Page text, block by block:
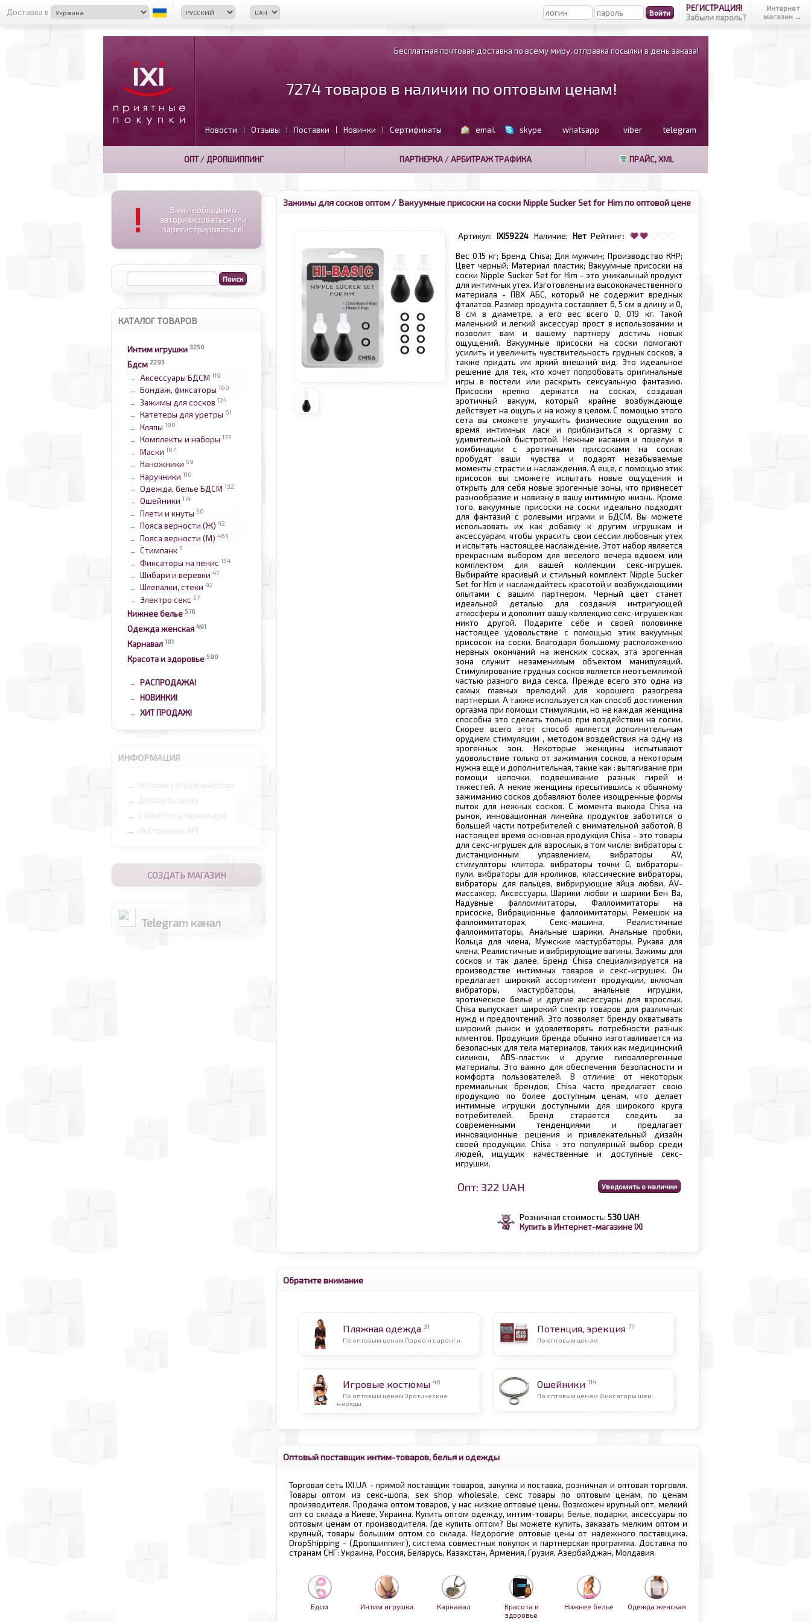
Доставка в
РЕГИСТРАЦИЯ!
Забыли пароль?
Интернет
магазин →
Бесплатная почтовая доставка по всему миру, отправка посылки в день заказа!
7274 товаров в наличии по оптовым ценам!
Новости | Отзывы | Поставки | Новинки | Сертификаты email skype whatsapp viber telegram
ОПТ/ ДРОПШИППИНГ ПАРТНЕРКА/АРБИТРАЖ ТРАФИКА ПРАЙС, XML
!
Вам необходимо
авторизироваться или
зарегистрироваться!
КАТАЛОГ ТОВАРОВ
Интим игрушки 3250
Бдсм 2293
→ Аксессуары БДСМ 119
→ Бондаж, фиксаторы 160
→ Зажимы для сосков 124
→ Катетеры для уретры 61
→ Кляпы 180
→ Комплекты и наборы 135
→ Маски 187
→ Наножники 59
→ Наручники 110
→ Одежда, белье БДСМ 132
→ Ошейники 114
→ Плети и кнуты 50
→ Пояса верности (Ж) 42
→ Пояса верности (М) 465
→ Стимпанк 5
→ Фиксаторы на пенис 154
→ Шибари и веревки 47
→ Шлепалки, стеки 92
→ Электро секс 57
Нижнее белье 576
Одежда женская 491
Карнавал 101
Красота и здоровье 590
→ РАСПРОДАЖА!
→ НОВИНКИ!
→ ХИТ ПРОДАЖ!
ИНФОРМАЦИЯ
→ Условия сотрудничества
→ Добавить заказ
→ Статистика переходов
→ Инструкции API
СОЗДАТЬ МАГАЗИН
Telegram канал
Зажимы для сосков оптом / Вакуумные присоски на соски Nipple Sucker Set for Him по оптовой цене
Артикул: IXI59224 Наличие: Нет Рейтинг:
Вес 0.15 кг; Бренд Chisa; Для мужчин; Производство КНР;
Цвет черный; Материал пластик; Вакуумные присоски на
соски Nipple Sucker Set for Him - это уникальный продукт
для интимных утех. Изготовлены из высококачественного
материала - ПВХ АБС, который не содержит вредных
фталатов. Размер продукта составляет 6, 5 см в длину и 0,
8 см в диаметре, а его вес всего 0, 019 кг. Такой
маленький и легкий аксессуар прост в использовании и
позволит вам и вашему партнеру достичь новых
ощущений. Вакуумные присоски на соски помогают
усилить и увеличить чувствительность грудных сосков, а
также придать им яркий внешний вид. Это идеальное
решение для тех, кто хочет попробовать оригинальные
игры в постели или раскрыть сексуальную фантазию.
Присоски крепко держатся на сосках, создавая
эротичный вакуум, который крайне возбуждающе
действует на ощупь и на кожу в целом. С помощью этого
сета вы сможете улучшить физические ощущения во
время интимных ласк и приблизиться к оргазму с
удивительной быстротой. Нежные касания и поцелуи в
комбинации с эротичными присосками на сосках
пробудят ваши чувства и подарят незабываемые
моменты страсти и наслаждения. А еще, с помощью этих
присосок вы сможете испытать новые ощущения и
открыть для себя новые эрогенные зоны, что привнесет
разнообразие и новизну в вашу интимную жизнь. Кроме
того, вакуумные присоски на соски идеально подходят
для фантазий с ролевыми играми и БДСМ. Вы можете
использовать их как добавку к другим игрушкам и
аксессуарам, чтобы украсить свои сессии любовных утех
и испытать настоящее наслаждение. Этот набор является
прекрасным выбором для веселого вечера вдвоем или
комплектом для вашей коллекции секс-игрушек.
Выбирайте красивый и стильный комплект Nipple Sucker
Set for Him и наслаждайтесь красотой и возбуждающими
опытами с вашим партнером. Черный цвет станет
идеальной деталью для создания интригующей
атмосферы и дополнит вашу коллекцию секс-игрушек как
никто другой. Подарите себе и своей половинке
настоящее удовольствие с помощью этих вакуумных
присосок на соски. Благодаря большому расположению
нервных окончаний на женских сосках, эта эрогенная
зона служит незаменимым объектом манипуляций.
Стимулирование грудных сосков является неотъемлимой
частью разного вида секса. Прежде всего это одна из
самых главных прелюдий для хорошего разогрева
партнерши. А также используется как способ достижения
оргазма при помощи стимуляции, но не каждая женщина
способна это сделать только при воздействии на соски.
Скорее всего этот способ является дополнительным
орудием стимуляции , методом воздействия на одну из
эрогенных зон. Некоторые женщины испытывают
удовольствие только от зажимания сосков, а некоторым
нужна еще и дополнительная, такие как : вытягивание при
помощи цепочки, подвешивание разных гирей и
тяжестей. А некие женщины пресытившись к обычному
зажиманию сосков добавляют более изощренные формы
пыток для нежных сосков. С момента выхода Chisa на
рынок, инновационная линейка продуктов заботится о
большей части потребителей с внимательной заботой. В
настоящее время основная продукция Chisa - это товары
для секс-игрушек для взрослых, в том числе: вибраторы с
дистанционным управлением, вибраторы AV,
стимуляторы клитора, вибраторы точки G, вибраторы-
пули, вибраторы для кроликов, классические вибраторы,
вибраторы для пальцев, вибрирующие яйца любви, AV-
массажер. Аксессуары, Шарики любви и шарики Бен Ва,
Надувные фаллоимитаторы, Фаллоимитаторы на
присоске, Вибрационные фаллоимитаторы, Ремешок на
фаллоимитаторах, Секс-машина, Реалистичные
фаллоимитаторы, Анальные шарики, Анальные пробки,
Кольца для члена, Мужские мастурбаторы, Рукава для
члена, Реалистичные и вибрирующие вагины, Зажимы для
сосков и так далее. Бренд Chisa специализируется на
производстве интимных товаров и секс-игрушек. Он
предлагает широкий ассортимент продукции, включая
вибраторы, мастурбаторы, анальные игрушки,
эротическое белье и другие аксессуары для взрослых.
Chisa выпускает широкий спектр товаров для различных
нужд и предпочтений. Это позволяет бренду охватывать
широкий рынок и удовлетворять потребности разных
клиентов. Продукция бренда обычно изготавливается из
безопасных для тела материалов, таких как медицинский
силикон, ABS-пластик и другие гипоаллергенные
материалы. Это важно для обеспечения безопасности и
комфорта пользователей. В отличие от некоторых
премиальных брендов, Chisa часто предлагает свою
продукцию по более доступным ценам, что делает
интимные игрушки доступными для широкого круга
потребителей. Бренд старается следить за
современными тенденциями и предлагает
инновационные решения и привлекательный дизайн
своей продукции. Chisa - это популярный выбор среди
людей, ищущих качественные и доступные секс-
игрушки.
Опт: 322 UAH
Розничная стоимость: 530 UAH
Купить в Интернет-магазине IXI
Обратите внимание
Пляжная одежда 31
По оптовым ценам Парео и саронги.
Потенция, эрекция 77
По оптовым ценам .
Игровые костюмы 40
По оптовым ценам Эротические
наряды.
Ошейники 114
По оптовым ценам Фиксаторы шеи.
Оптовый поставщик интим-товаров, белья и одежды
Торговая сеть IXI.UA - прямой поставщик товаров, закупка и поставка, розничная и оптовая торговля.
Товары оптом из секс-шопа, sex shop wholesale, секс товары по оптовым ценам, по ценам
производителя. Продажа оптом товаров, у нас низкие оптовые цены. Возможен крупный опт, мелкий
опт со склада в Киеве, Украина. Купить оптом одежду, интим-товары, белье, подарки, аксессуары по
оптовым ценам от производителя. Где купить оптом? Вы можете купить, заказать мелким оптом и
крупный, товары большим оптом со склада. Недорогие оптовые цены от надежного поставщика.
DropShipping - (Дропшиппинг), система совместных покупок и партнерская программа. Доставка по
странам СНГ: Украина, Россия, Беларусь, Казахстан, Армения, Грузия, Азербайджан, Молдавия.
Бдсм Интим игрушки Карнавал
Красота и
здоровье
Нижнее белье Одежда женская